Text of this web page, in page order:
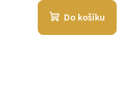
Do košíku